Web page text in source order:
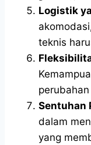
Logistik
teknis
Sentuhan
dalam
yang